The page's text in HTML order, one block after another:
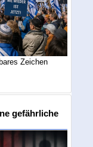
Zeichen
gefährliche